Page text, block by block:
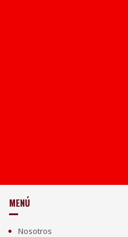
MENÚ
Nosotros